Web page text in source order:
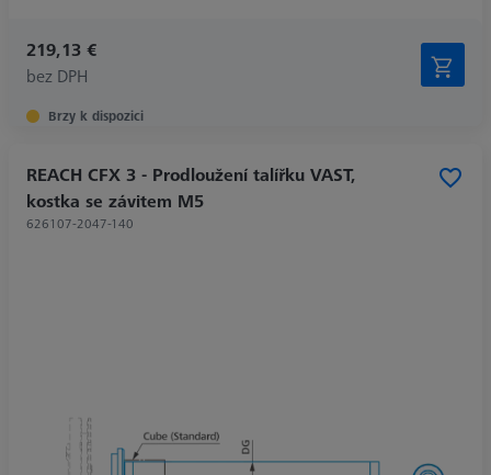
219,13 €
bez DPH
Brzy k dispozici
REACH CFX 3 - Prodloužení talířku VAST,
kostka se závitem M5
626107-2047-140